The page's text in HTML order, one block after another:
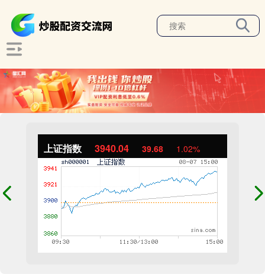
上证指数 3940.04 39.68 1.02%